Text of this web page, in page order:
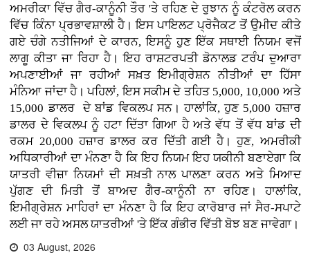
ਅਮਰੀਕਾ ਵਿੱਚ ਗੈਰ-ਕਾਨੂੰਨੀ ਤੌਰ 'ਤੇ ਰਹਿਣ ਦੇ ਰੁਝਾਨ ਨੂੰ ਕੰਟਰੋਲ ਕਰਨ
ਵਿੱਚ ਕਿੰਨਾ ਪ੍ਰਭਾਵਸ਼ਾਲੀ ਹੈ। ਇਸ ਪਾਇਲਟ ਪ੍ਰੋਜੈਕਟ ਤੋਂ ਉਮੀਦ ਕੀਤੇ
ਗਏ ਚੰਗੇ ਨਤੀਜਿਆਂ ਦੇ ਕਾਰਨ, ਇਸਨੂੰ ਹੁਣ ਇੱਕ ਸਥਾਈ ਨਿਯਮ ਵਜੋਂ
ਲਾਗੂ ਕੀਤਾ ਜਾ ਰਿਹਾ ਹੈ। ਇਹ ਰਾਸ਼ਟਰਪਤੀ ਡੋਨਾਲਡ ਟਰੰਪ ਦੁਆਰਾ
ਅਪਣਾਈਆਂ ਜਾ ਰਹੀਆਂ ਸਖ਼ਤ ਇਮੀਗ੍ਰੇਸ਼ਨ ਨੀਤੀਆਂ ਦਾ ਹਿੱਸਾ
ਮੰਨਿਆ ਜਾਂਦਾ ਹੈ। ਪਹਿਲਾਂ, ਇਸ ਸਕੀਮ ਦੇ ਤਹਿਤ 5,000, 10,000 ਅਤੇ
15,000 ਡਾਲਰ ਦੇ ਬਾਂਡ ਵਿਕਲਪ ਸਨ। ਹਾਲਾਂਕਿ, ਹੁਣ 5,000 ਹਜ਼ਾਰ
ਡਾਲਰ ਦੇ ਵਿਕਲਪ ਨੂੰ ਹਟਾ ਦਿੱਤਾ ਗਿਆ ਹੈ ਅਤੇ ਵੱਧ ਤੋਂ ਵੱਧ ਬਾਂਡ ਦੀ
ਰਕਮ 20,000 ਹਜ਼ਾਰ ਡਾਲਰ ਕਰ ਦਿੱਤੀ ਗਈ ਹੈ। ਹੁਣ, ਅਮਰੀਕੀ
ਅਧਿਕਾਰੀਆਂ ਦਾ ਮੰਨਣਾ ਹੈ ਕਿ ਇਹ ਨਿਯਮ ਇਹ ਯਕੀਨੀ ਬਣਾਏਗਾ ਕਿ
ਯਾਤਰੀ ਵੀਜ਼ਾ ਨਿਯਮਾਂ ਦੀ ਸਖ਼ਤੀ ਨਾਲ ਪਾਲਣਾ ਕਰਨ ਅਤੇ ਮਿਆਦ
ਪੁੱਗਣ ਦੀ ਮਿਤੀ ਤੋਂ ਬਾਅਦ ਗੈਰ-ਕਾਨੂੰਨੀ ਨਾ ਰਹਿਣ। ਹਾਲਾਂਕਿ,
ਇਮੀਗ੍ਰੇਸ਼ਨ ਮਾਹਿਰਾਂ ਦਾ ਮੰਨਣਾ ਹੈ ਕਿ ਇਹ ਕਾਰੋਬਾਰ ਜਾਂ ਸੈਰ-ਸਪਾਟੇ
ਲਈ ਜਾ ਰਹੇ ਅਸਲ ਯਾਤਰੀਆਂ 'ਤੇ ਇੱਕ ਗੰਭੀਰ ਵਿੱਤੀ ਬੋਝ ਬਣ ਜਾਵੇਗਾ।
03 August, 2026